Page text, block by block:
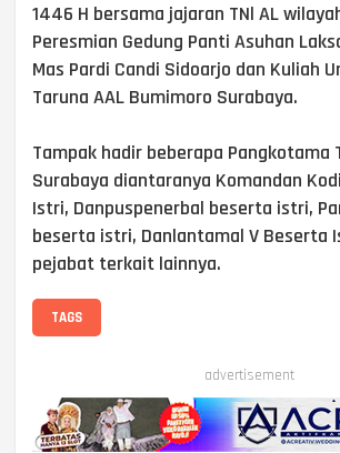
1446 H bersama jajaran TNl AL
Peresmian Gedung Panti Asuhan
Mas Pardi Candi Sidoarjo dan Kuliah
Taruna AAL Bumimoro Surabaya.
Tampak hadir beberapa Pangkotama
Surabaya diantaranya Komandan
Istri, Danpuspenerbal beserta istri,
beserta istri, Danlantamal V Beserta
pejabat terkait lainnya.
TAGS
advertisement